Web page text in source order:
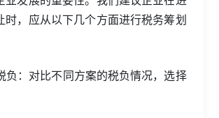
时，应从以下几个方面进行税务筹划
负：对比不同方案的税负情况，选择